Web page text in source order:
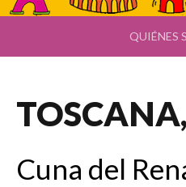
QUIÉNES
Cuna del